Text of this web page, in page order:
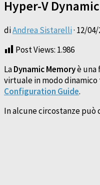
Hyper-V
diAndrea Sistarelli· 12/04/
Post Views: 1.986
LaDynamic Memoryè una
virtuale in modo
Configuration Guide.
In alcune circostanze